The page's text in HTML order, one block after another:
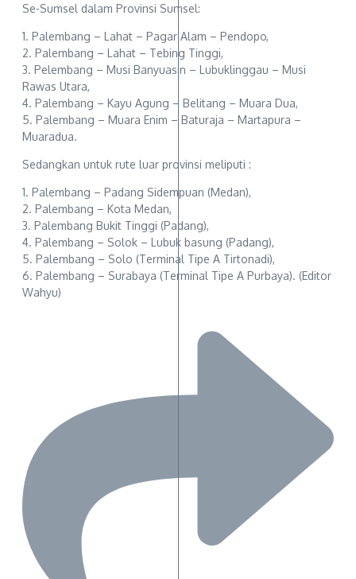
Se-Sumsel dalam Provinsi Sumsel:
1. Palembang – Lahat – Pagar Alam – Pendopo,
2. Palembang – Lahat – Tebing Tinggi,
3. Pelembang – Musi Banyuasin – Lubuklinggau – Musi
Rawas Utara,
4. Palembang – Kayu Agung – Belitang – Muara Dua,
5. Palembang – Muara Enim – Baturaja – Martapura –
Muaradua.
Sedangkan untuk rute luar provinsi meliputi :
1. Palembang – Padang Sidempuan (Medan),
2. Palembang – Kota Medan,
3. Palembang Bukit Tinggi (Padang),
4. Palembang – Solok – Lubuk basung (Padang),
5. Palembang – Solo (Terminal Tipe A Tirtonadi),
6. Palembang – Surabaya (Terminal Tipe A Purbaya). (Editor
Wahyu)